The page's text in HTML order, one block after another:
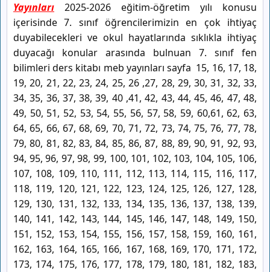
Yayınları 2025-2026 eğitim-öğretim yılı konusu
içerisinde 7. sınıf öğrencilerimizin en çok ihtiyaç
duyabilecekleri ve okul hayatlarında sıklıkla ihtiyaç
duyacağı konular arasında bulnuan 7. sınıf fen
bilimleri ders kitabı meb yayınları sayfa 15, 16, 17, 18,
19, 20, 21, 22, 23, 24, 25, 26 ,27, 28, 29, 30, 31, 32, 33,
34, 35, 36, 37, 38, 39, 40 ,41, 42, 43, 44, 45, 46, 47, 48,
49, 50, 51, 52, 53, 54, 55, 56, 57, 58, 59, 60,61, 62, 63,
64, 65, 66, 67, 68, 69, 70, 71, 72, 73, 74, 75, 76, 77, 78,
79, 80, 81, 82, 83, 84, 85, 86, 87, 88, 89, 90, 91, 92, 93,
94, 95, 96, 97, 98, 99, 100, 101, 102, 103, 104, 105, 106,
107, 108, 109, 110, 111, 112, 113, 114, 115, 116, 117,
118, 119, 120, 121, 122, 123, 124, 125, 126, 127, 128,
129, 130, 131, 132, 133, 134, 135, 136, 137, 138, 139,
140, 141, 142, 143, 144, 145, 146, 147, 148, 149, 150,
151, 152, 153, 154, 155, 156, 157, 158, 159, 160, 161,
162, 163, 164, 165, 166, 167, 168, 169, 170, 171, 172,
173, 174, 175, 176, 177, 178, 179, 180, 181, 182, 183,